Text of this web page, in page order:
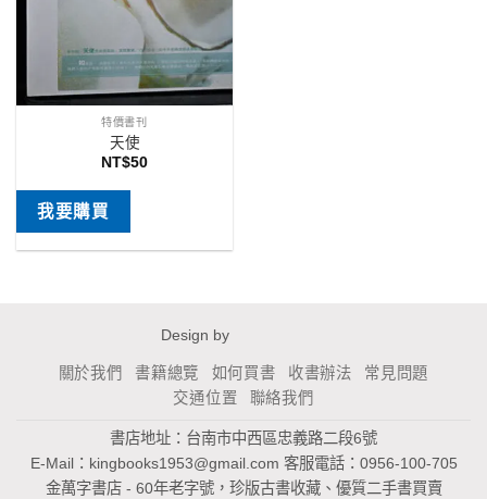
特價書刊
天使
NT$50
我要購買
Design by
關於我們 書籍總覽 如何買書 收書辦法
常見問題
交通位置
聯絡我們
書店地址：台南市中西區忠義路二段6號
E-Mail： kingbooks1953@gmail.com 客服電話：0956-100-705
金萬字書店 - 60年老字號，珍版古書收藏、優質二手書買賣